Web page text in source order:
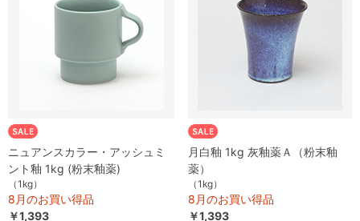
ニュアンスカラー・アッシュミ
ント釉 1kg (粉末釉薬)
（1kg）
8月のお買い得品
￥1,393
月白釉 1kg 灰釉薬Ａ（粉末釉
薬）
（1kg）
8月のお買い得品
￥1,393